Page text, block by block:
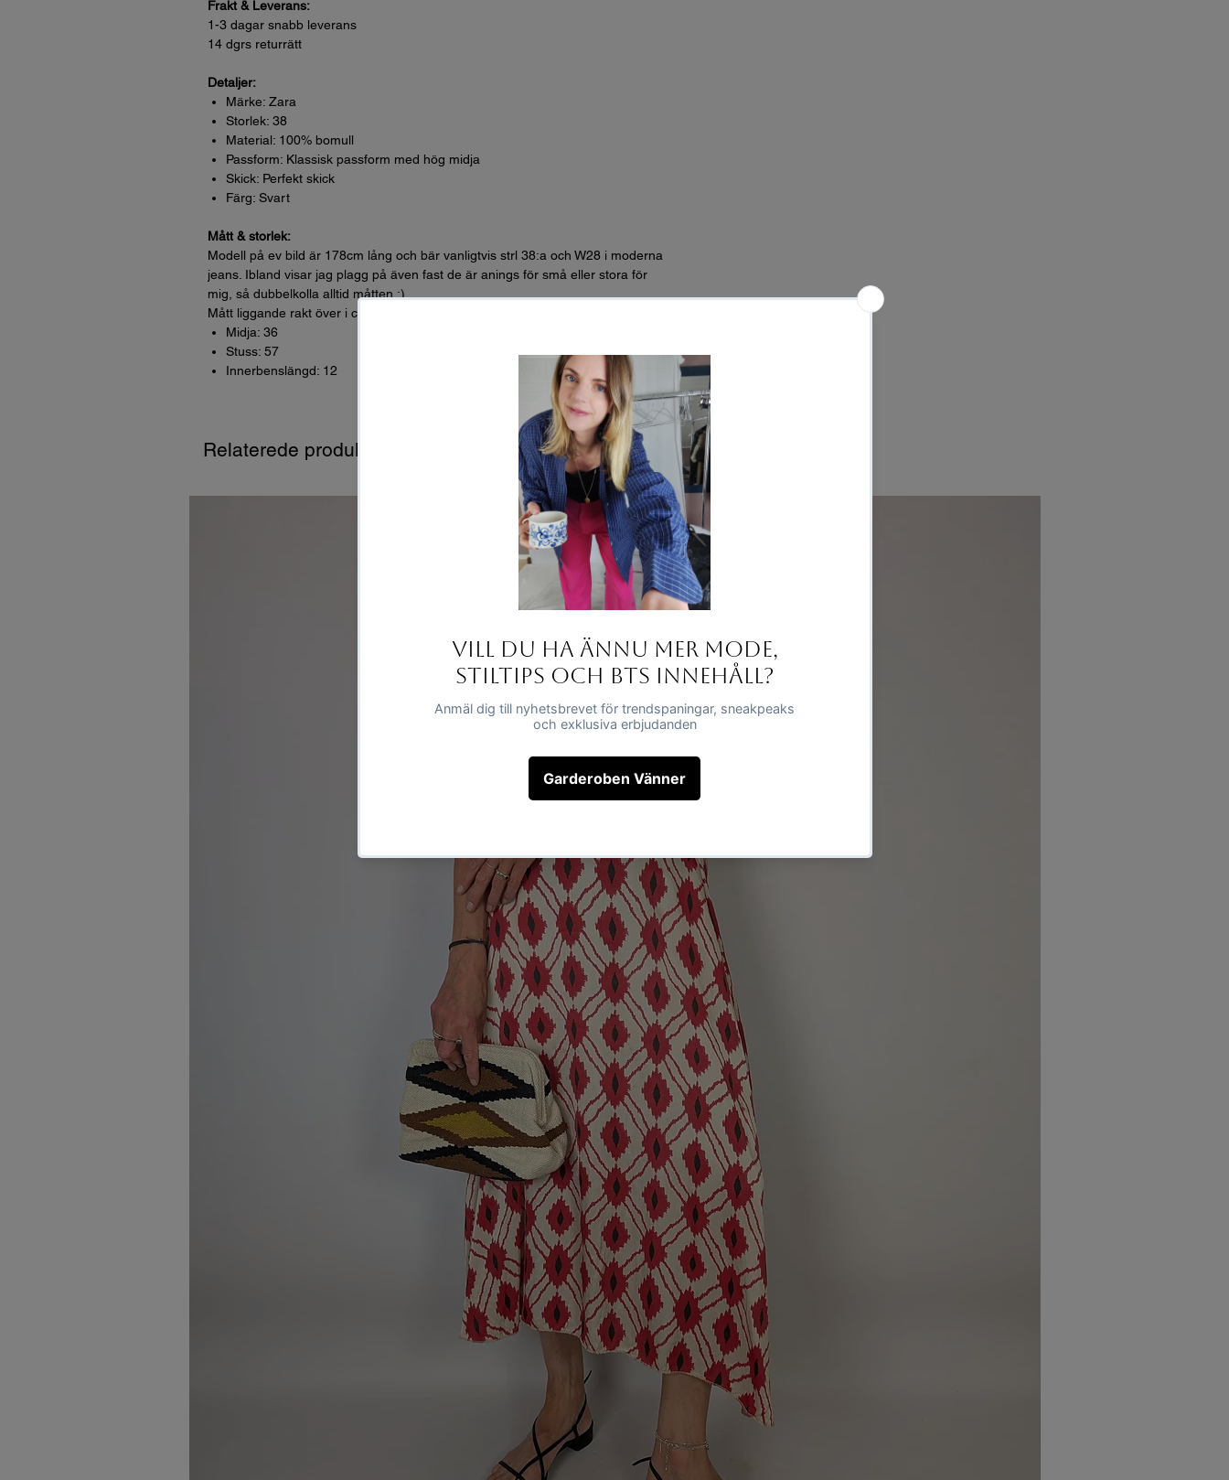
Frakt & Leverans:
1-3 dagar snabb leverans
14 dgrs returrätt
Detaljer:
Märke: Zara
Storlek: 38
Material: 100% bomull
Passform: Klassisk passform med hög midja
Skick: Perfekt skick
Färg: Svart
Mått & storlek:
Modell på ev bild är 178cm lång och bär vanligtvis strl 38:a och W28 i moderna
jeans. Ibland visar jag plagg på även fast de är anings för små eller stora för
mig, så dubbelkolla alltid måtten :)
Mått liggande rakt över i cm (dvs *2 för omkrets):
Midja: 36
Stuss: 57
Innerbenslängd: 12
Relaterede produkter